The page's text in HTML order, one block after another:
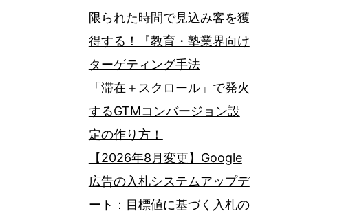
限られた時間で見込み客を獲
得する！『教育・塾業界向け
ターゲティング手法
「滞在＋スクロール」で発火
するGTMコンバージョン設
定の作り方！
【2026年8月変更】Google
広告の入札システムアップデ
ート：目標値に基づく入札の